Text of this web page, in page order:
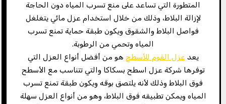
المتطورة التي تساعد على منع تسرب المياه دون الحاجة
لإزالة البلاط، وذلك من خلال استخدام عزل مائي يتغلغل
فواصل البلاط والشقوق ويكون طبقة حماية تمنع تسرب
المياه وتحمي من الرطوبة.
يعدعزل الفوم للأسطح هو من أفضل أنواع العزل التي
توفرها شركة عزل اسطح بسكاكا والتي تتناسب مع الأسطح
فوق البلاط وذلك لأنه يلتصق بوقه ويكون طبقة تمنع تسرب
المياه ويمكن تطبيقه فوق البلاط، وهو من أنواع العزل سهلة